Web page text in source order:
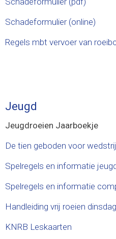
Schadeformulier (online)
Regels mbt vervoer van
Jeugd
Jeugdroeien Jaarboekje
De tien geboden voor
Spelregels en informatie
Spelregels en informatie
Handleiding vrij roeien
KNRB Leskaarten